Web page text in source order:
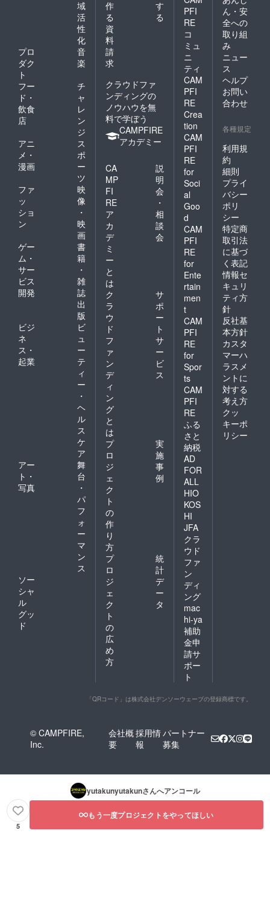
域
活
性
化
プロ
ダク
ト
音
楽
フー
ド・
飲食
店
チ
ャ
レ
ン
ジ
アニ
メ・
漫画
ス
ポ
ー
ツ
ファ
ッ
ショ
ン
映
像
・
映
画
ゲー
ム・
サー
ビス
開発
書
籍
・
雑
誌
出
版
ビジ
ネ
ス・
起業
ビ
ュ
ー
テ
ィ
ー
・
ヘ
ル
ス
ケ
ア
アー
ト・
写真
舞
台
・
パ
フ
ォ
ー
マ
ン
ス
ソー
シャ
ル
グッ
ド
作
る
す
る
資
料
請
求
クラウドファ
ンディングの
ノウハウを無
料で学ぼう
CAMPFIRE
アカデミー
CA
MP
FI
RE
ア
カ
デ
ミ
ー
と
は
説
明
会
・
相
談
会
ク
ラ
ウ
ド
フ
ァ
ン
デ
ィ
ン
グ
と
は
サ
ポ
ー
ト
サ
ー
ビ
ス
プ
ロ
ジ
ェ
ク
ト
の
作
り
方
実
施
事
例
プ
ロ
ジ
ェ
ク
ト
の
広
め
方
統
計
デ
ー
タ
PFI
RE
コ
ミュ
ニ
ティ
CAM
PFI
RE
Crea
tion
CAM
PFI
RE
for
Soci
al
Goo
d
CAM
PFI
RE
for
Ente
rtain
men
t
CAM
PFI
RE
for
Spor
ts
CAM
PFI
RE
ふる
さと
納税
AD
FOR
ALL
HIO
KOS
HI
JFA
クラ
ウド
ファ
ン
ディ
ング
mac
hi-ya
補助
金申
請サ
ポー
ト
ん・安
全への
取り組
み
ニュー
ス
ヘルプ
お問い
合わせ
各種規定
利用規
約
細則
プライ
バシー
ポリ
シー
特定商
取引法
に基づ
く表記
情報セ
キュリ
ティ方
針
反社基
本方針
カスタ
マーハ
ラスメ
ントに
対する
考え方
クッ
キーポ
リシー
「QRコード」は株式会社デンソーウェーブの登録商標です。
© CAMPFIRE,
Inc.
会社概
要
採用情
報
パートナー
募集
yutakunyutakunさんへアンコール
5
もう一度プロジェクトをやってほしい